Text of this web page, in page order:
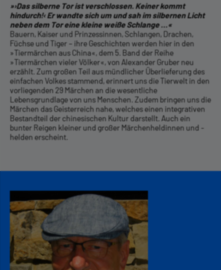
»›Das silberne Tor ist verschlossen. Keiner kommt
hindurch!‹ Er wandte sich um und sah im silbernen Licht
neben dem Tor eine kleine weiße Schlange …«
Bauern, Kaiser und Prinzessinnen, Schlangen, Drachen,
Füchse und Tiger – ihre Geschichten werden hier in den
»Tiermärchen aus China«, dem 5. Band der Reihe
»Tiermärchen vieler Völker«, von Alexander Gruber neu
erzählt. Zum großen Teil aus mündlicher Überlieferung des
einfachen Volkes stammend, erinnert uns die Tierwelt in den
vorliegenden 29 Märchen an die wesentliche
Lebensgrundlage von uns Menschen. Zudem bringen uns die
Märchen das Geisterreich nahe, welches einen integrativen
Bestandteil der chinesischen Kultur darstellt. Auch ein
bunter Reigen kleiner und großer Märchenheldinnen und -
helden erscheint.